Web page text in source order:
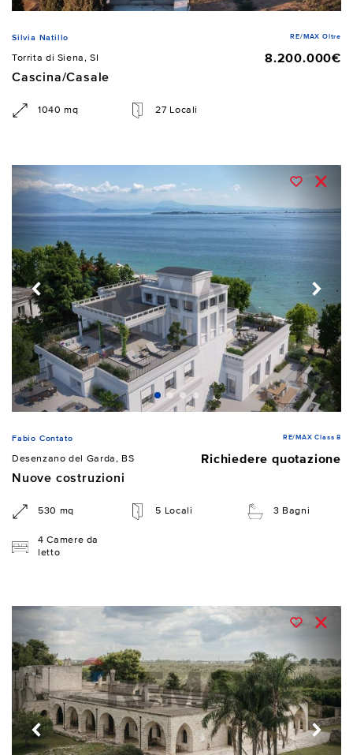
Silvia Natillo RE/MAX Oltre
Torrita di Siena, SI
8.200.000€
Cascina/Casale
1040 mq 27 Locali
Fabio Contato RE/MAX Class 8
Desenzano del Garda, BS
Richiedere quotazione
Nuove costruzioni
530 mq 5 Locali 3 Bagni
4 Camere da
letto